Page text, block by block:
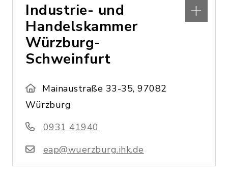
Industrie- und
Handelskammer
Würzburg-
Schweinfurt
Mainaustraße 33-35, 97082
Würzburg
0931 41940
eap@wuerzburg.ihk.de